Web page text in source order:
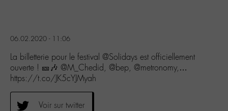
06.02.2020 - 11:06
La billetterie pour le festival @Solidays est officiellement
ouverte ! 🎫🎶 @M_Chedid, @bep, @metronomy,…
https://t.co/JK5cYJMyah
Voir sur twitter